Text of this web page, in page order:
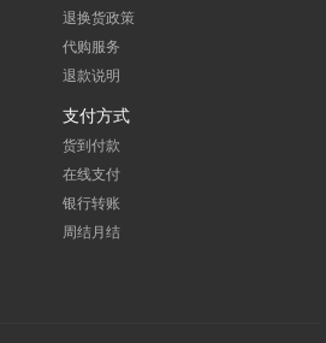
退换货政策
代购服务
退款说明
支付方式
货到付款
在线支付
银行转账
周结月结